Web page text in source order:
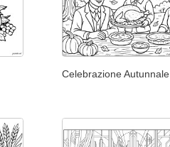
Celebrazione Autunnale